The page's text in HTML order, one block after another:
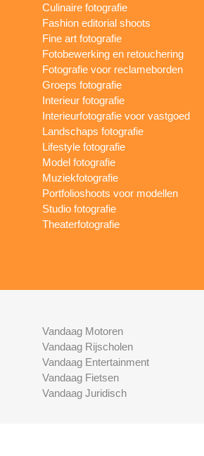
Culinaire fotografie
Fashion editorial shoots
Fine art fotografie
Fotobewerking en retouchering
Fotografie voor reclameborden
Groeps fotografie
Interieur fotografie
Interieurfotografie voor vastgoed
Landschaps fotografie
Lifestyle fotografie
Model fotografie
Muziekfotografie
Portfolioshoots voor modellen
Studio fotografie
Theaterfotografie
Vandaag Motoren
Vandaag Rijscholen
Vandaag Entertainment
Vandaag Fietsen
Vandaag Juridisch